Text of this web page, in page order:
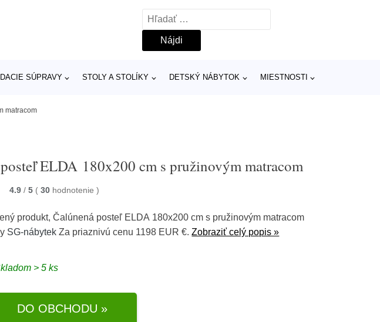
Hľadať:
SÚPRAVY STOLY A STOLÍKY DETSKÝ NÁBYTOK MIESTNOSTI
matracom
ELDA 180x200 cm s pružinovým matracom
4.9 / 5 ( 30 hodnotenie)
produkt, Čalúnená posteľ ELDA 180x200 cm s pružinovým matracom
SG-nábytek Za priaznivú cenu 1198 EUR €.Zobraziť celý popis »
> 5 ks
DO OBCHODU »